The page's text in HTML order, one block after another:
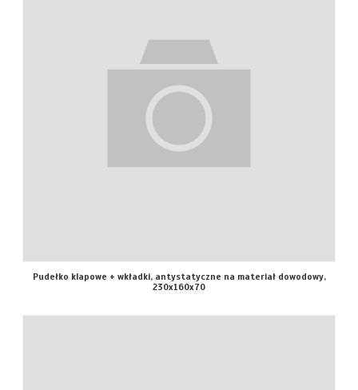
Pudełko klapowe + wkładki, antystatyczne na materiał dowodowy,
230x160x70